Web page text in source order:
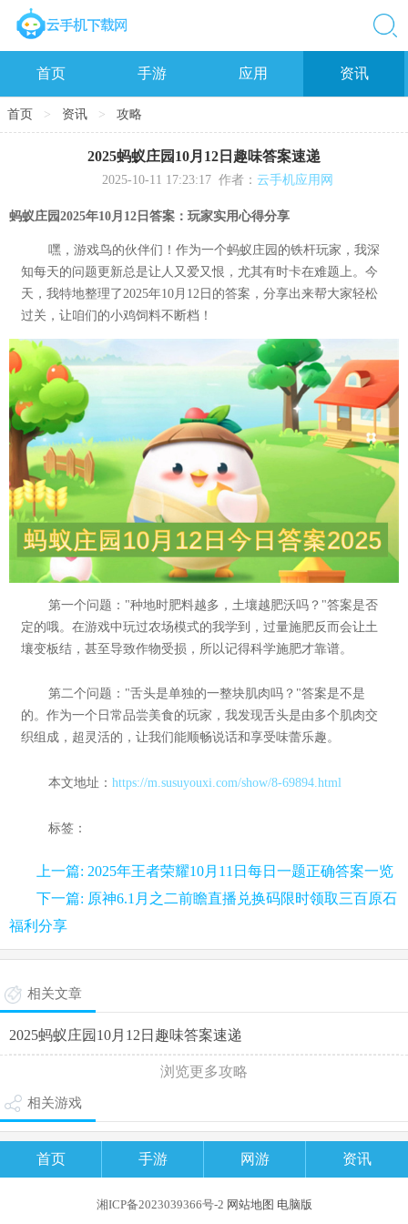
首页 手游 应用 资讯
首页 > 资讯 > 攻略
2025蚂蚁庄园10月12日趣味答案速递
2025-10-11 17:23:17 作者： 云手机应用网
蚂蚁庄园2025年10月12日答案：玩家实用心得分享
嘿，游戏鸟的伙伴们！作为一个蚂蚁庄园的铁杆玩家，我深
知每天的问题更新总是让人又爱又恨，尤其有时卡在难题上。今
天，我特地整理了2025年10月12日的答案，分享出来帮大家轻松
过关，让咱们的小鸡饲料不断档！
第一个问题："种地时肥料越多，土壤越肥沃吗？"答案是否
定的哦。在游戏中玩过农场模式的我学到，过量施肥反而会让土
壤变板结，甚至导致作物受损，所以记得科学施肥才靠谱。
第二个问题："舌头是单独的一整块肌肉吗？"答案是不是
的。作为一个日常品尝美食的玩家，我发现舌头是由多个肌肉交
织组成，超灵活的，让我们能顺畅说话和享受味蕾乐趣。
本文地址： https://m.susuyouxi.com/show/8-69894.html
标签：
上一篇: 2025年王者荣耀10月11日每日一题正确答案一览
下一篇: 原神6.1月之二前瞻直播兑换码限时领取三百原石
福利分享
相关文章
2025蚂蚁庄园10月12日趣味答案速递
浏览更多攻略
相关游戏
首页 手游 网游 资讯
湘ICP备2023039366号-2 网站地图 电脑版